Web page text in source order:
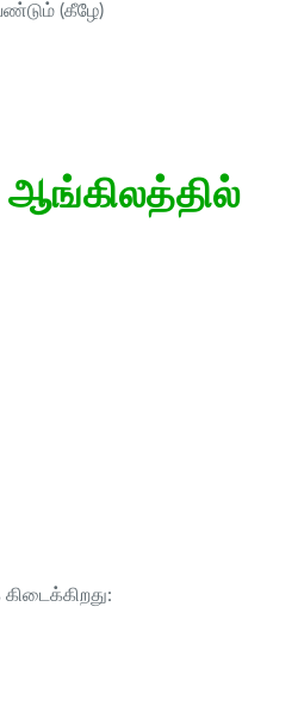
(கீழே)
ஆங்கிலத்தில்